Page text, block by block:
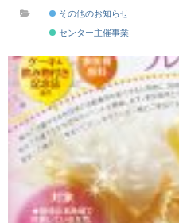
その他のお知らせ
センター主催事業